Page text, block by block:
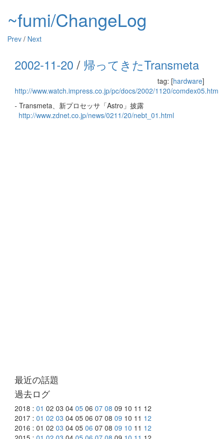
~fumi/ChangeLog
Prev / Next
2002-11-20 / 帰ってきたTransmeta
tag: [hardware]
http://www.watch.impress.co.jp/pc/docs/2002/1120/comdex05.htm
- Transmeta、新プロセッサ「Astro」披露
http://www.zdnet.co.jp/news/0211/20/nebt_01.html
最近の話題
過去ログ
2018 : 01 02 03 04 05 06 07 08 09 10 11 12
2017 : 01 02 03 04 05 06 07 08 09 10 11 12
2016 : 01 02 03 04 05 06 07 08 09 10 11 12